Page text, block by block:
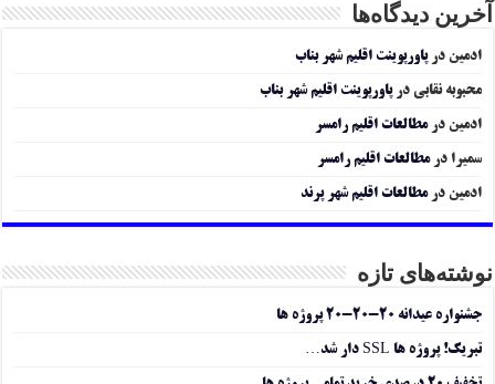
آخرین دیدگاه‌ها
ادمین درپاورپوینت اقلیم شهر بناب
محبوبه نقابی درپاورپوینت اقلیم شهر بناب
ادمین درمطالعات اقلیم رامسر
سمیرا درمطالعات اقلیم رامسر
ادمین درمطالعات اقلیم شهر پرند
نوشته‌های تازه
جشنواره عیدانه ۲۰-۲۰-۲۰ پروژه ها
تبریک! پروژه ها SSL دار شد…